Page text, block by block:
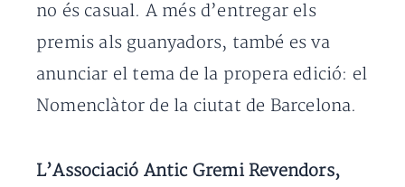
no és casual. A més d’entregar els
premis als guanyadors, també es va
anunciar el tema de la propera edició: el
Nomenclàtor de la ciutat de Barcelona.
L’Associació Antic Gremi Revendors,